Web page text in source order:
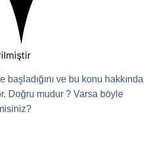
ve bu konu hakkında
Doğru mudur ? Varsa böyle